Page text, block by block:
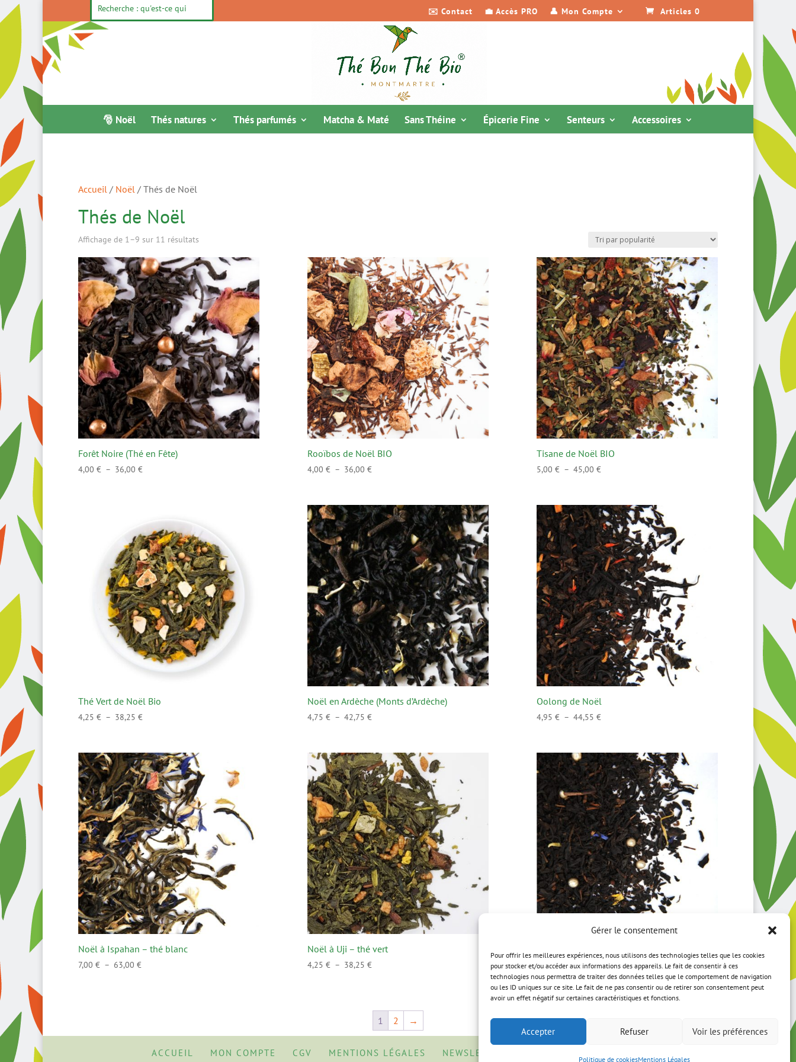
Gérer le consentement
Pour offrir les meilleures expériences, nous utilisons des technologies telles que les cookies
pour stocker et/ou accéder aux informations des appareils. Le fait de consentir à ces
technologies nous permettra de traiter des données telles que le comportement de navigation
ou les ID uniques sur ce site. Le fait de ne pas consentir ou de retirer son consentement peut
avoir un effet négatif sur certaines caractéristiques et fonctions.
Accepter Refuser Voir les préférences
Politique de cookiesMentions Légales
✉️ Contact 💼 Accès PRO 👤 Mon Compte Articles 0
🎅 Noël Thés natures Thés parfumés Matcha & Maté Sans Théine Épicerie Fine Senteurs Accessoires
Accueil / Noël / Thés de Noël
Thés de Noël
Affichage de 1–9 sur 11 résultats
par
popularité
Forêt Noire (Thé en Fête)
4,00 € – 36,00 €
36,00 €
Rooïbos de Noël BIO
4,00 € – 36,00 €Plage
4,00 €
à
36,00 €
Tisane de Noël BIO
5,00 € – 45,00 €Plage
5,00 €
à
45,00 €
Thé Vert de Noël Bio
4,25 € – 38,25 €
4,25 €
à
38,25 €
Noël en Ardèche (Monts d’Ardèche)
4,75 € – 42,75 €Plage
4,75 €
à
42,75 €
Oolong de Noël
4,95 € – 44,55 €Plage
4,95 €
à
44,55 €
Noël à Ispahan – thé blanc
7,00 € – 63,00 €
Noël à Uji – thé vert
4,25 € – 38,25 €Plage
38,25 €
4,50€ – 40,50€Plage
de
prix :
40,50 €
1 2 →
ACCUEIL MON COMPTE CGV MENTIONS LÉGALES NEWSLETTER